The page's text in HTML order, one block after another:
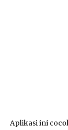
Aplikasi ini